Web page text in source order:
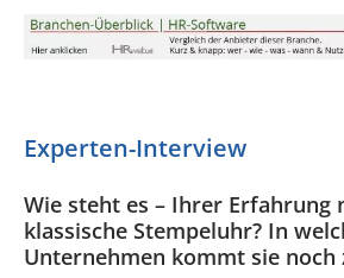
Experten-Interview
Wie steht es – Ihrer Erfahrung
klassische Stempeluhr? In
Unternehmen kommt sie noch